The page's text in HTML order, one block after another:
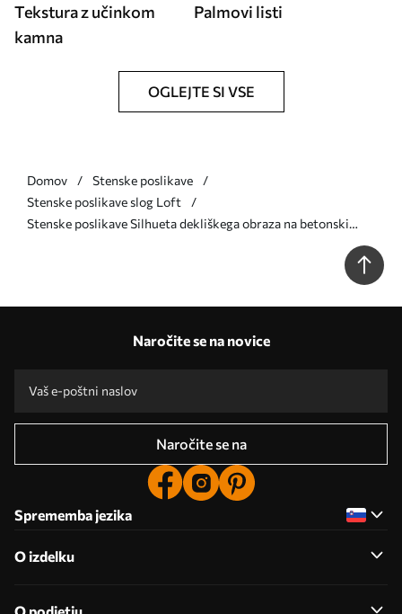
Tekstura z učinkom
kamna
Palmovi listi
OGLEJTE SI VSE
Domov
Stenske poslikave
Stenske poslikave slog Loft
Stenske poslikave Silhueta dekliškega obraza na betonski
Naročite se na novice
Naročite se na
Sprememba jezika
O izdelku
O podjetju